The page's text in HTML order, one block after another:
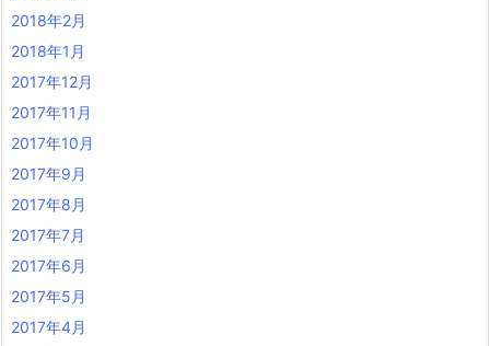
2018年2月
2018年1月
2017年12月
2017年11月
2017年10月
2017年9月
2017年8月
2017年7月
2017年6月
2017年5月
2017年4月